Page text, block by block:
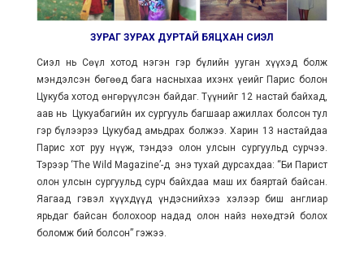
ЗУРАГ ЗУРАХ ДУРТАЙ БЯЦХАН СИЭЛ
Сиэл нь Сөүл хотод нэгэн гэр бүлийн ууган хүүхэд болж
мэндэлсэн бөгөөд бага насныхаа ихэнх үеийг Парис болон
Цукуба хотод өнгөрүүлсэн байдаг. Түүнийг 12 настай байхад,
аав нь Цукуабагийн их сургууль багшаар ажиллах болсон тул
гэр бүлээрээ Цукубад амьдрах болжээ. Харин 13 настайдаа
Парис хот руу нүүж, тэндээ олон улсын сургуульд сурчээ.
Тэрээр ‘The Wild Magazine’-д энэ тухай дурсахдаа: “Би Парист
олон улсын сургуульд сурч байхдаа маш их баяртай байсан.
Яагаад гэвэл хүүхдүүд үндэснийхээ хэлээр биш англиар
ярьдаг байсан болохоор надад олон найз нөхөдтэй болох
боломж бий болсон” гэжээ.